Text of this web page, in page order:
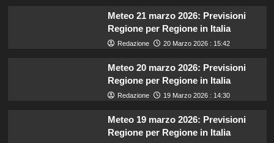
Meteo 21 marzo 2026: Previsioni
Regione per Regione in Italia
Redazione 20 Marzo 2026 : 15:42
Meteo 20 marzo 2026: Previsioni
Regione per Regione in Italia
Redazione 19 Marzo 2026 : 14:30
Meteo 19 marzo 2026: Previsioni
Regione per Regione in Italia